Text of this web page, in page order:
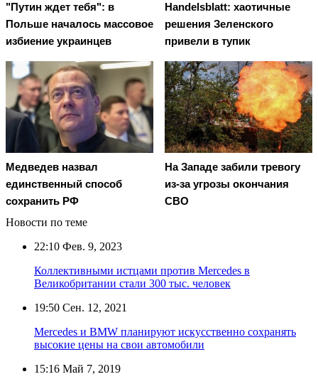
"Путин ждет тебя": в
Польше началось массовое
избиение украинцев
Handelsblatt: хаотичные
решения Зеленского
привели в тупик
Медведев назвал
единственный способ
сохранить РФ
На Западе забили тревогу
из-за угрозы окончания
СВО
Новости по теме
22:10 Фев. 9, 2023
Коллективными истцами против Mercedes в
Великобритании стали 300 тыс. человек
19:50 Сен. 12, 2021
Mercedes и BMW планируют искусственно сохранять
высокие цены на свои автомобили
15:16 Май 7, 2019